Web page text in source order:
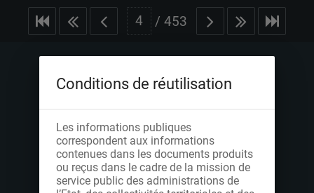
/ 453
Conditions de réutilisation
Les informations publiques
correspondent aux informations
contenues dans les documents produits
ou reçus dans le cadre de la mission de
service public des administrations de